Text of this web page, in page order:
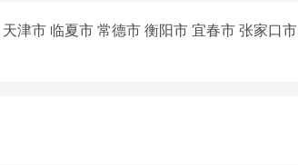
天津市 临夏市 常德市 衡阳市 宜春市 张家口市